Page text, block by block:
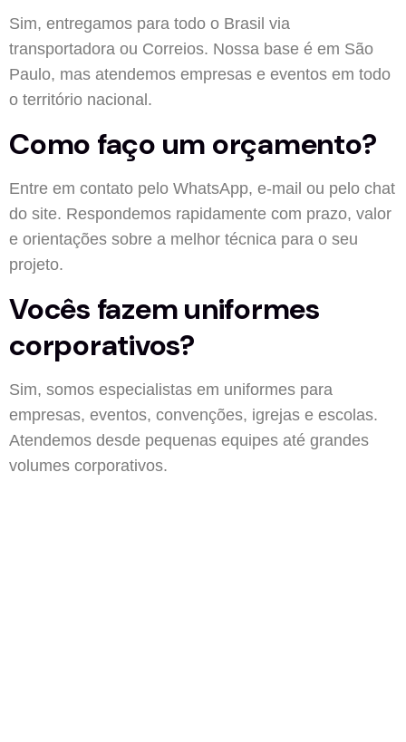
Sim, entregamos para todo o Brasil via
transportadora ou Correios. Nossa base é em São
Paulo, mas atendemos empresas e eventos em todo
o território nacional.
Como faço um orçamento?
Entre em contato pelo WhatsApp, e-mail ou pelo chat
do site. Respondemos rapidamente com prazo, valor
e orientações sobre a melhor técnica para o seu
projeto.
Vocês fazem uniformes
corporativos?
Sim, somos especialistas em uniformes para
empresas, eventos, convenções, igrejas e escolas.
Atendemos desde pequenas equipes até grandes
volumes corporativos.